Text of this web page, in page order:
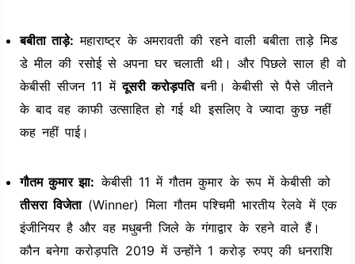
बबीता ताड़े: महाराष्ट्र के अमरावती की रहने वाली बबीता ताड़े मिड
डे मील की रसोई से अपना घर चलाती थी। और पिछले साल ही वो
केबीसी सीजन 11 मेंदूसरी करोड़पतिबनी। केबीसी से पैसे जीतने
के बाद वह काफी उत्साहित हो गई थी इसलिए वे ज्यादा कुछ नहीं
कह नहीं पाई।
गौतम कुमार झा: केबीसी 11 में गौतम कुमार के रूप में केबीसी को
तीसरा विजेता(Winner) मिला गौतम पश्चिमी भारतीय रेलवे में एक
इंजीनियर है और वह मधुबनी जिले के गंगाद्वार के रहने वाले हैं।
कौन बनेगा करोड़पति 2019 में उन्होंने 1 करोड़ रुपए की धनराशि